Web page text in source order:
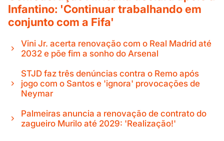
Infantino: 'Continuar trabalhando em
conjunto com a Fifa'
Vini Jr. acerta renovação com o Real Madrid até
2032 e põe fim a sonho do Arsenal
STJD faz três denúncias contra o Remo após
jogo com o Santos e 'ignora' provocações de
Neymar
Palmeiras anuncia a renovação de contrato do
zagueiro Murilo até 2029: 'Realização!'